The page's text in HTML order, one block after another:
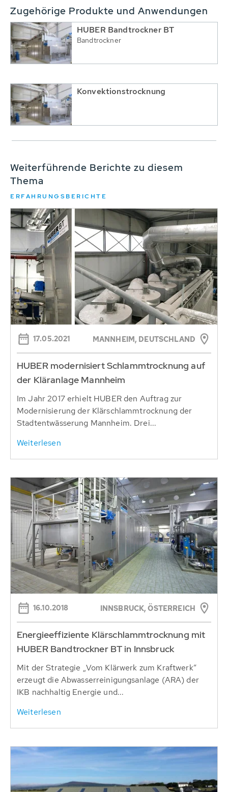
Zugehörige Produkte und Anwendungen
HUBER Bandtrockner BT
Bandtrockner
Konvektionstrocknung
Weiterführende Berichte zu diesem
Thema
ERFAHRUNGSBERICHTE
17.05.2021 MANNHEIM, DEUTSCHLAND
HUBER modernisiert Schlammtrocknung auf
der Kläranlage Mannheim
Im Jahr 2017 erhielt HUBER den Auftrag zur
Modernisierung der Klärschlammtrocknung der
Stadtentwässerung Mannheim. Drei...
Weiterlesen
16.10.2018 INNSBRUCK, ÖSTERREICH
Energieeffiziente Klärschlammtrocknung mit
HUBER Bandtrockner BT in Innsbruck
Mit der Strategie „Vom Klärwerk zum Kraftwerk“
erzeugt die Abwasserreinigungsanlage (ARA) der
IKB nachhaltig Energie und...
Weiterlesen